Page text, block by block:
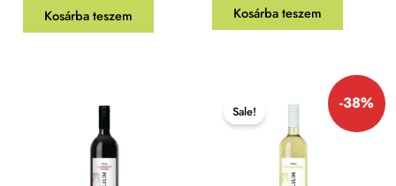
Kosárba teszem Kosárba teszem
-38%
Sale! was:
2490 Ft.
Current
price
1545 Ft.